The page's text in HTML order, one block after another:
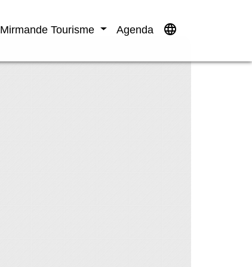
Mirmande Tourisme Agenda language